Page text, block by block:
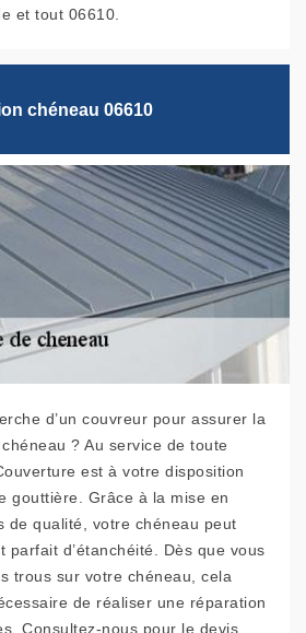
et tout 06610.
chéneau 06610
d’un couvreur pour assurer la
? Au service de toute
est à votre disposition
gouttière. Grâce à la mise en
de qualité, votre chéneau peut
parfait d’étanchéité. Dès que vous
trous sur votre chéneau, cela
de réaliser une réparation
Consultez-nous pour le devis